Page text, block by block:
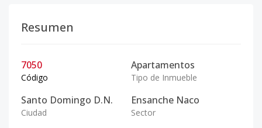
Resumen
7050
Código
Apartamentos
Tipo de Inmueble
Santo Domingo D.N.
Ciudad
Ensanche Naco
Sector